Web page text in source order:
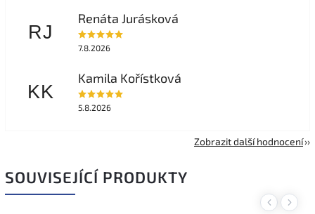
RJ
Renáta Jurásková
7.8.2026
KK
Kamila Kořístková
5.8.2026
Zobrazit další hodnocení
SOUVISEJÍCÍ PRODUKTY
Previous
Next